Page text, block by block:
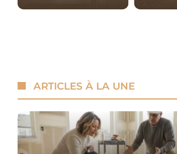
ARTICLES À LA UNE